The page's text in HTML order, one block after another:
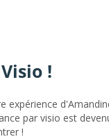
!
expérience
par visio est
!